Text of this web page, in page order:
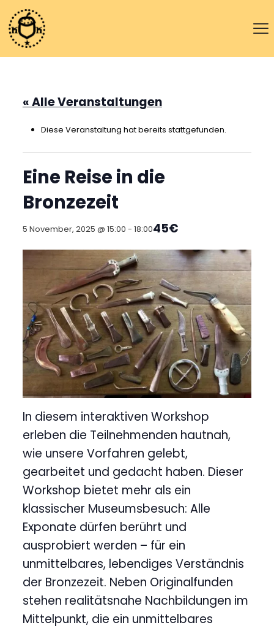
« Alle Veranstaltungen
Diese Veranstaltung hat bereits stattgefunden.
Eine Reise in die
Bronzezeit
5 November, 2025 @ 15:00 - 18:0045€
In diesem interaktiven Workshop
erleben die Teilnehmenden hautnah,
wie unsere Vorfahren gelebt,
gearbeitet und gedacht haben. Dieser
Workshop bietet mehr als ein
klassischer Museumsbesuch: Alle
Exponate dürfen berührt und
ausprobiert werden – für ein
unmittelbares, lebendiges Verständnis
der Bronzezeit. Neben Originalfunden
stehen realitätsnahe Nachbildungen im
Mittelpunkt, die ein unmittelbares